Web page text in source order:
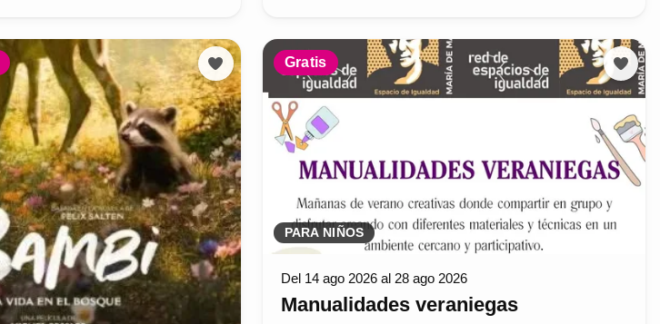
Gratis
PARA NIÑOS
Del 14 ago 2026 al 28 ago 2026
Manualidades veraniegas